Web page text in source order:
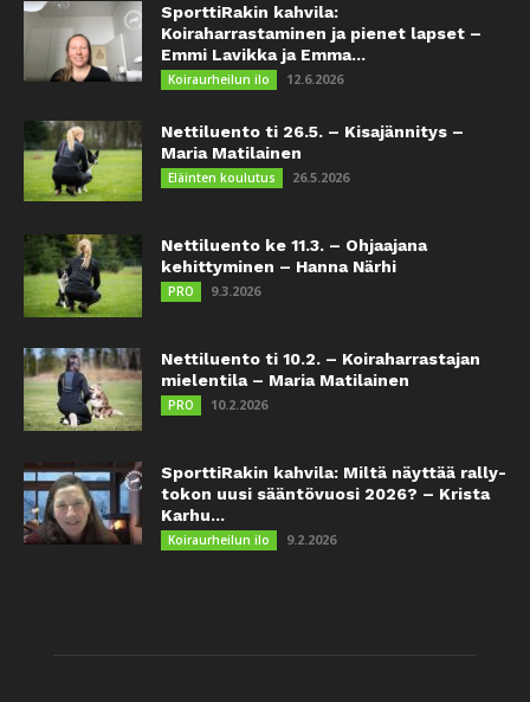
SporttiRakin kahvila:
Koiraharrastaminen ja pienet lapset –
Emmi Lavikka ja Emma...
Koiraurheilun ilo 12.6.2026
Nettiluento ti 26.5. – Kisajännitys –
Maria Matilainen
Eläinten koulutus 26.5.2026
Nettiluento ke 11.3. – Ohjaajana
kehittyminen – Hanna Närhi
PRO 9.3.2026
Nettiluento ti 10.2. – Koiraharrastajan
mielentila – Maria Matilainen
PRO 10.2.2026
SporttiRakin kahvila: Miltä näyttää rally-
tokon uusi sääntövuosi 2026? – Krista
Karhu...
Koiraurheilun ilo 9.2.2026